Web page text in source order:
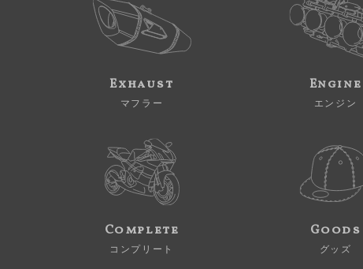
Exhaust
マフラー
Engine
エンジン
Complete
コンプリート
Goods
グッズ